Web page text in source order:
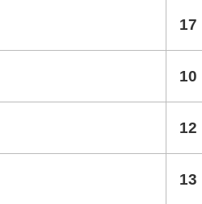
17
10
12
13